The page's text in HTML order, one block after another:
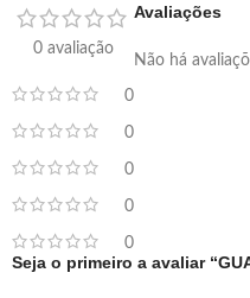
0 avaliação
0
0
0
0
0
Avaliações
Não há
Seja o primeiro a avaliar